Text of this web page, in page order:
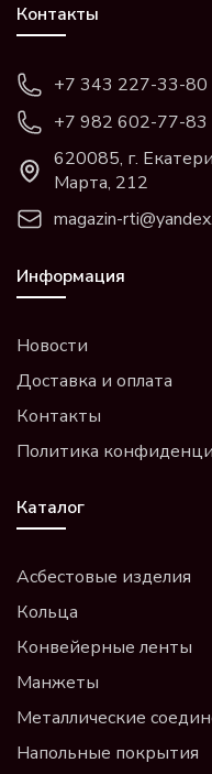
Контакты
+7 343 227-33-80
+7 982 602-77-83
620085, г.
Марта, 212
magazin-
Информация
Новости
Доставка и оплата
Контакты
Политика
Каталог
Асбестовые изделия
Кольца
Конвейерные ленты
Манжеты
Металлические
Напольные покрытия